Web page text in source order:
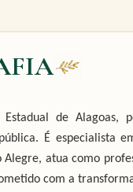
de Alagoas,
É especialista
Alegre, atua como
com a